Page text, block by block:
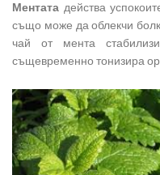
Ментата действа
също може да облекчи
чай от мента
същевременно тонизира